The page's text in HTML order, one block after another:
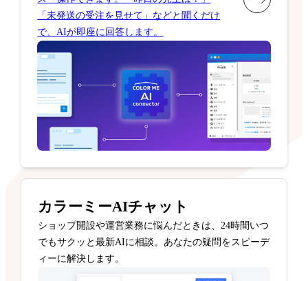
「未発送の受注を見せて」などと聞くだけ
で、AIが即座に回答します。
カラーミーAIチャット
ショップ開設や運営業務に悩んだときは、24時間いつ
でもサクッと最新AIに相談。あなたの疑問をスピーデ
ィーに解決します。